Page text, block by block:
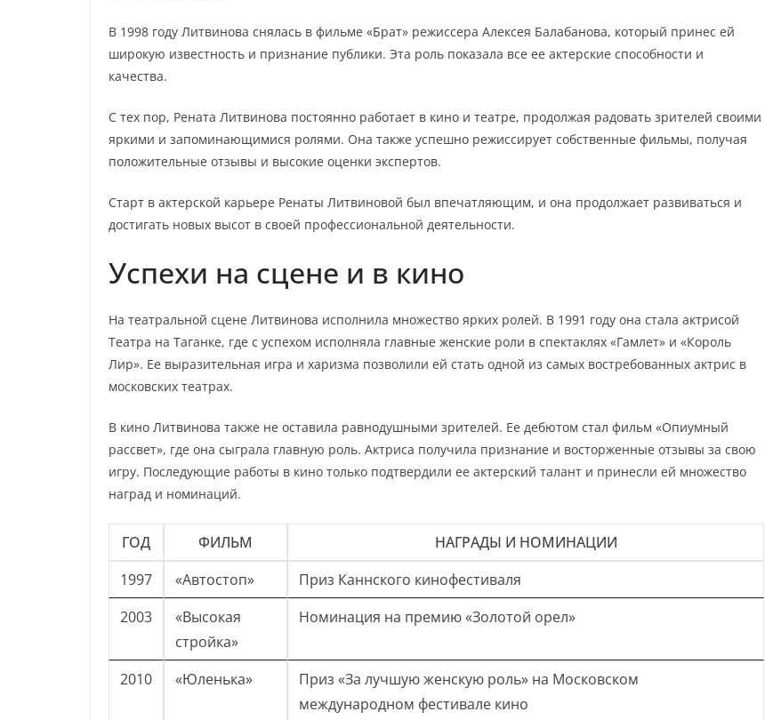
В 1998 году Литвинова снялась в фильме «Брат» режиссера Алексея Балабанова, который принес ей
широкую известность и признание публики. Эта роль показала все ее актерские способности и
качества.
С тех пор, Рената Литвинова постоянно работает в кино и театре, продолжая радовать зрителей своими
яркими и запоминающимися ролями. Она также успешно режиссирует собственные фильмы, получая
положительные отзывы и высокие оценки экспертов.
Старт в актерской карьере Ренаты Литвиновой был впечатляющим, и она продолжает развиваться и
достигать новых высот в своей профессиональной деятельности.
Успехи на сцене и в кино
На театральной сцене Литвинова исполнила множество ярких ролей. В 1991 году она стала актрисой
Театра на Таганке, где с успехом исполняла главные женские роли в спектаклях «Гамлет» и «Король
Лир». Ее выразительная игра и харизма позволили ей стать одной из самых востребованных актрис в
московских театрах.
В кино Литвинова также не оставила равнодушными зрителей. Ее дебютом стал фильм «Опиумный
рассвет», где она сыграла главную роль. Актриса получила признание и восторженные отзывы за свою
игру. Последующие работы в кино только подтвердили ее актерский талант и принесли ей множество
наград и номинаций.
ГОД ФИЛЬМ
НАГРАДЫ И НОМИНАЦИИ
1997
«Автостоп»
Приз Каннского кинофестиваля
2003
«Высокая
стройка»
Номинация на премию «Золотой орел»
2010 «Юленька»
Приз «За лучшую женскую роль» на Московском
международном фестивале кино